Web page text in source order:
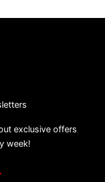
exclusive offers
week!